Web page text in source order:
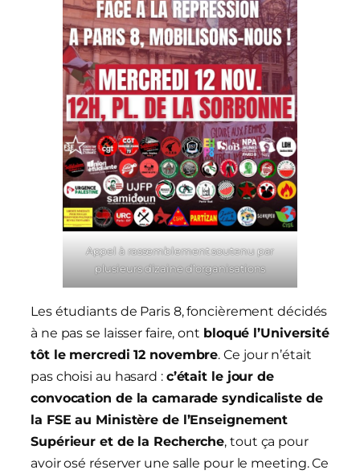
Appel à rassemblement soutenu par
plusieurs dizaine d’organisations
Les étudiants de Paris 8, foncièrement décidés
à ne pas se laisser faire, ont bloqué l’Université
tôt le mercredi 12 novembre. Ce jour n’était
pas choisi au hasard : c’était le jour de
convocation de la camarade syndicaliste de
la FSE au Ministère de l’Enseignement
Supérieur et de la Recherche, tout ça pour
avoir osé réserver une salle pour le meeting. Ce